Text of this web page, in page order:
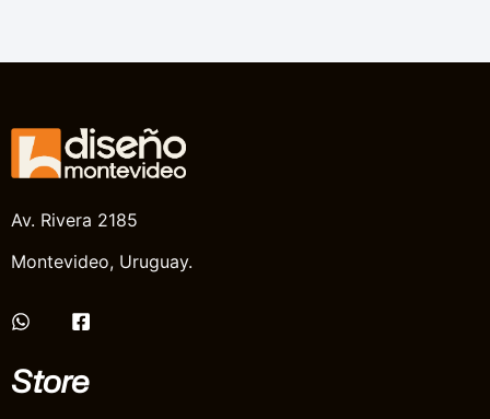
Av. Rivera 2185
Montevideo, Uruguay.
Store